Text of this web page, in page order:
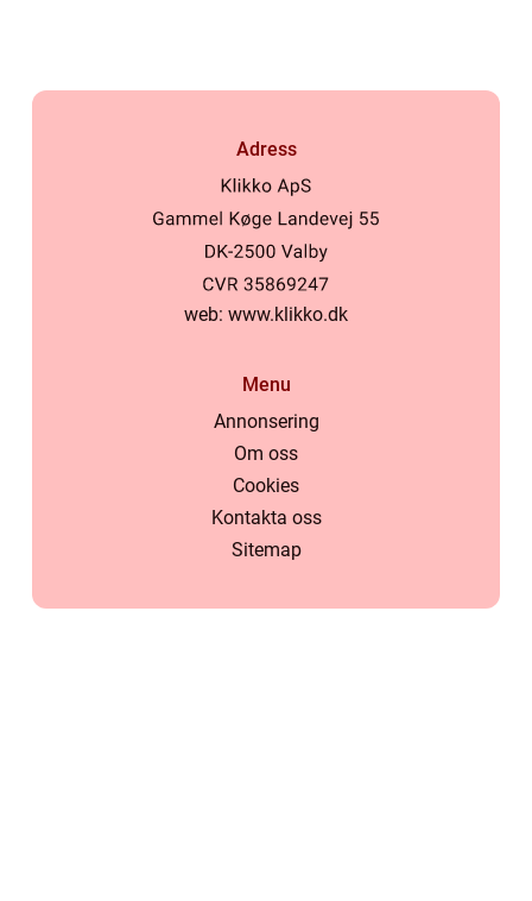
Adress
web: www.klikko.dk
Menu
Annonsering
Om oss
Cookies
Kontakta oss
Sitemap